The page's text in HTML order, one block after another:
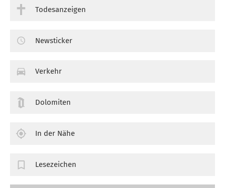
Todesanzeigen
Newsticker
Verkehr
Dolomiten
In der Nähe
Lesezeichen